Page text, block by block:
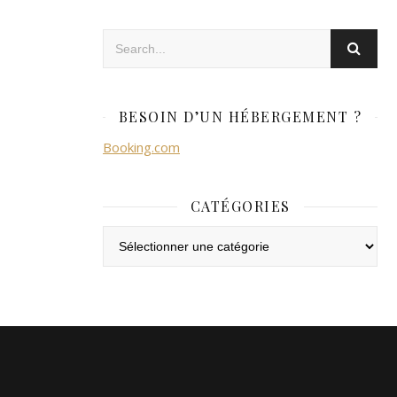
BESOIN D’UN HÉBERGEMENT ?
Booking.com
CATÉGORIES